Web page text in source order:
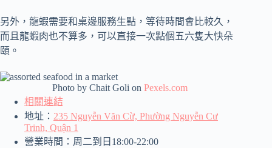
另外，龍蝦需要和桌邊服務生點，等待時間會比較久，
而且龍蝦肉也不算多，可以直接一次點個五六隻大快朵
頤。
Photo by Chait Goli on Pexels.com
相關連結
地址： 235 Nguyễn Văn Cừ, Phường Nguyễn Cư
Trinh, Quận 1
營業時間：周二到日18:00-22:00